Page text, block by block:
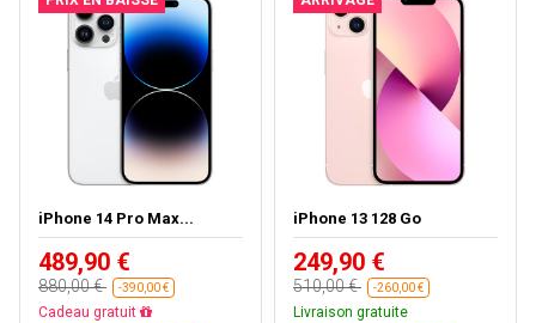
iPhone 14 Pro Max...
489,90 €
880,00 € -390,00 €
Livraison gratuite
iPhone 13 128 Go
249,90 €
510,00 € -260,00 €
Livraison gratuite